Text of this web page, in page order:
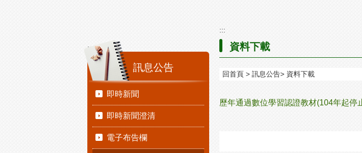
:::
訊息公告
即時新聞
即時新聞澄清
電子布告欄
:::
資料下載
回首頁 訊息公告 資料下載
歷年通過數位學習認證教材(104年起停